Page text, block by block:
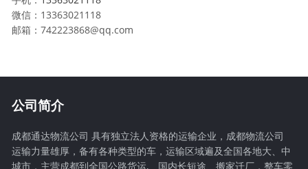
微信：13363021118
邮箱：742223868@qq.com
公司简介
成都通达物流公司 具有独立法人资格的运输企业，成都物流公司
运输力量雄厚，备有各种类型的车，运输区域遍及全国各地大、中
城市，主营成都到全国公路货运,、国内长短途、搬家迁厂，整车零